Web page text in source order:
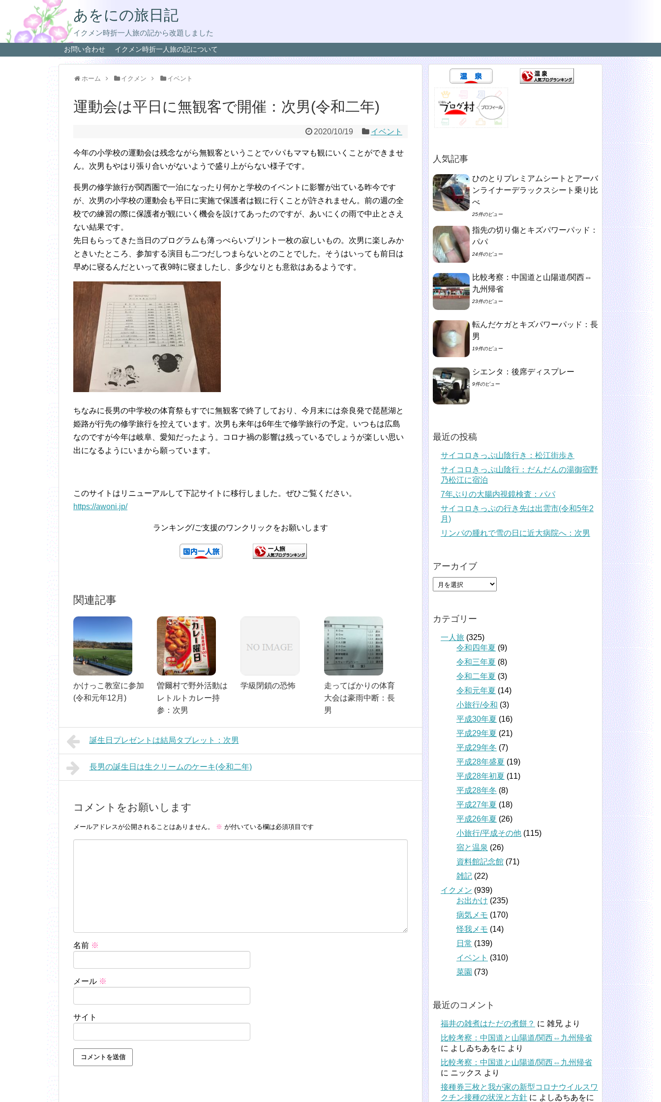
あをにの旅日記
イクメン時折一人旅の記から改題しました
お問い合わせ イクメン時折一人旅の記について
ホーム イクメン イベント
運動会は平日に無観客で開催：次男(令和二年)
2020/10/19 イベント
今年の小学校の運動会は残念ながら無観客ということでパパもママも観にいくことができませ
ん。次男もやはり張り合いがないようで盛り上がらない様子です。
長男の修学旅行が関西圏で一泊になったり何かと学校のイベントに影響が出ている昨今です
が、次男の小学校の運動会も平日に実施で保護者は観に行くことが許されません。前の週の全
校での練習の際に保護者が観にいく機会を設けてあったのですが、あいにくの雨で中止とさえ
ない結果です。
先日もらってきた当日のプログラムも薄っぺらいプリント一枚の寂しいもの。次男に楽しみか
ときいたところ、参加する演目も二つだしつまらないとのことでした。そうはいっても前日は
早めに寝るんだといって夜9時に寝ましたし、多少なりとも意欲はあるようです。
ちなみに長男の中学校の体育祭もすでに無観客で終了しており、今月末には奈良発で琵琶湖と
姫路が行先の修学旅行を控えています。次男も来年は6年生で修学旅行の予定。いつもは広島
なのですが今年は岐阜、愛知だったよう。コロナ禍の影響は残っているでしょうが楽しい思い
出になるようにいまから願っています。
このサイトはリニューアルして下記サイトに移行しました。ぜひご覧ください。
https://awoni.jp/
ランキング/ご支援のワンクリックをお願いします
関連記事
かけっこ教室に参加
(令和元年12月)
曽爾村で野外活動は
レトルトカレー持
参：次男
学級閉鎖の恐怖
走ってばかりの体育
大会は豪雨中断：長
男
誕生日プレゼントは結局タブレット：次男
長男の誕生日は生クリームのケーキ(令和二年)
コメントをお願いします
メールアドレスが公開されることはありません。 ※ が付いている欄は必須項目です
名前 ※
メール ※
サイト
人気記事
ひのとりプレミアムシートとアーバ
ンライナーデラックスシート乗り比
べ
25件のビュー
指先の切り傷とキズパワーパッド：
パパ
24件のビュー
比較考察：中国道と山陽道/関西⇔
九州帰省
23件のビュー
転んだケガとキズパワーパッド：長
男
19件のビュー
シエンタ：後席ディスプレー
9件のビュー
最近の投稿
サイコロきっぷ山陰行き：松江街歩き
サイコロきっぷ山陰行：だんだんの湯御宿野
乃松江に宿泊
7年ぶりの大腸内視鏡検査：パパ
サイコロきっぷの行き先は出雲市(令和5年2
月)
リンパの腫れで雪の日に近大病院へ：次男
アーカイブ
カテゴリー
一人旅 (325)
令和四年夏 (9)
令和三年夏 (8)
令和二年夏 (3)
令和元年夏 (14)
小旅行/令和 (3)
平成30年夏 (16)
平成29年夏 (21)
平成29年冬 (7)
平成28年盛夏 (19)
平成28年初夏 (11)
平成28年冬 (8)
平成27年夏 (18)
平成26年夏 (26)
小旅行/平成その他 (115)
宿と温泉 (26)
資料館記念館 (71)
雑記 (22)
イクメン (939)
お出かけ (235)
病気メモ (170)
怪我メモ (14)
日常 (139)
イベント (310)
菜園 (73)
最近のコメント
福井の雑煮はただの煮餅？ に 雑兄 より
比較考察：中国道と山陽道/関西⇔九州帰省
に よしゐちあをに より
比較考察：中国道と山陽道/関西⇔九州帰省
に ニックス より
接種券三枚と我が家の新型コロナウイルスワ
クチン接種の状況と方針 に よしゐちあをに